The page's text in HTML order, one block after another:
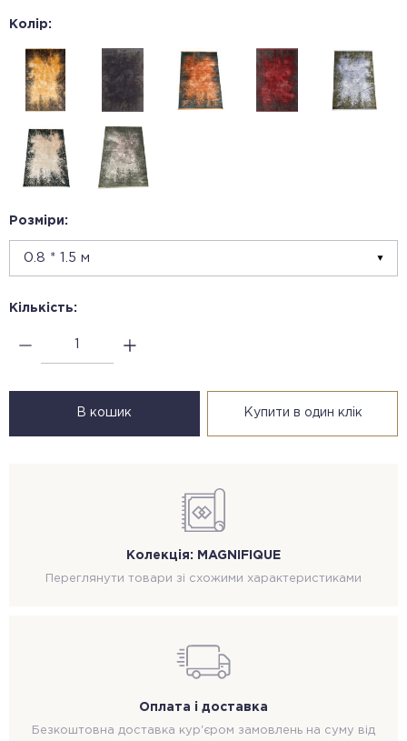
Колір:
Розміри:
Кількість:
В кошик Купити в один клік
Колекція: MAGNIFIQUE
Переглянути товари зі схожими характеристиками
Оплата і доставка
Безкоштовна доставка кур'єром замовлень на суму від